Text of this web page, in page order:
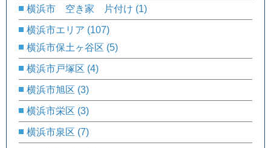
横浜市 空き家 片付け (1)
横浜市エリア (107)
横浜市保土ヶ谷区 (5)
横浜市戸塚区 (4)
横浜市旭区 (3)
横浜市栄区 (3)
横浜市泉区 (7)